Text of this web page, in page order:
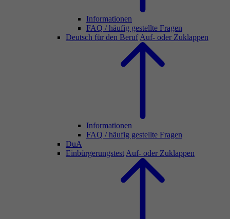
Informationen
FAQ / häufig gestellte Fragen
Deutsch für den Beruf Auf- oder Zuklappen
Informationen
FAQ / häufig gestellte Fragen
DuA
Einbürgerungstest Auf- oder Zuklappen